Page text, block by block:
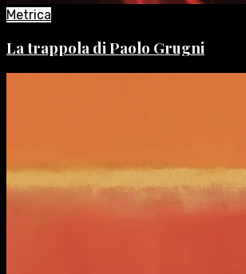
Metrica
La trappola di Paolo Grugni